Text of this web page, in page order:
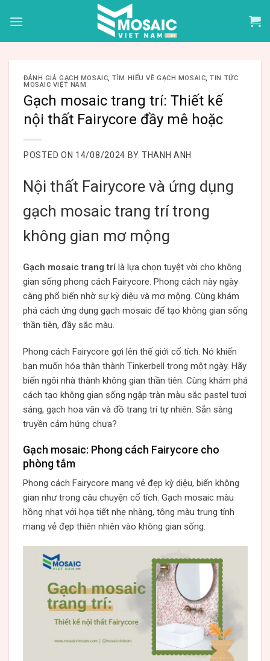
ĐÁNH GIÁ GẠCH MOSAIC,TÌM HIỂU VỀ GẠCH MOSAIC,TIN TỨC
MOSAIC VIỆT NAM
Gạch mosaic trang trí: Thiết kế
nội thất Fairycore đầy mê hoặc
POSTED ON 14/08/2024 BY THANH ANH
Nội thất Fairycore và ứng dụng
gạch mosaic trang trí trong
không gian mơ mộng
Gạch mosaic trang trílà lựa chọn tuyệt vời cho không
gian sống phong cách Fairycore. Phong cách này ngày
càng phổ biến nhờ sự kỳ diệu và mơ mộng. Cùng khám
phá cách ứng dụng gạch mosaic để tạo không gian sống
thần tiên, đầy sắc màu.
Phong cách Fairycore gợi lên thế giới cổ tích. Nó khiến
bạn muốn hóa thân thành Tinkerbell trong một ngày. Hãy
biến ngôi nhà thành không gian thần tiên. Cùng khám phá
cách tạo không gian sống ngập tràn màu sắc pastel tươi
sáng, gạch hoa văn và đồ trang trí tự nhiên. Sẵn sàng
truyền cảm hứng chưa?
Gạch mosaic: Phong cách Fairycore cho
phòng tắm
Phong cách Fairycore mang vẻ đẹp kỳ diệu, biến không
gian như trong câu chuyện cổ tích. Gạch mosaic màu
hồng nhạt với họa tiết nhẹ nhàng, tông màu trung tính
mang vẻ đẹp thiên nhiên vào không gian sống.